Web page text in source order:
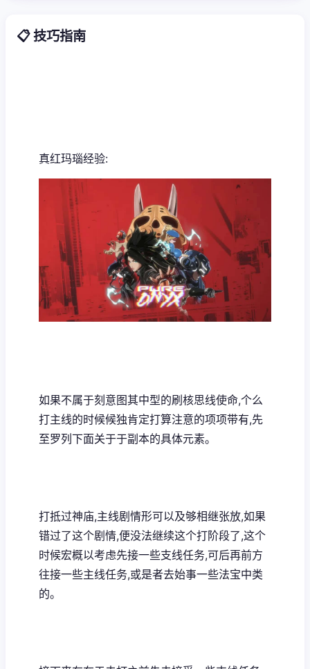
📋 技巧指南
真红玛瑙经验:
如果不属于刻意图其中型的刷核思线使命,个么
打主线的时候候独肯定打算注意的项项带有,先
至罗列下面关于于副本的具体元素。
打抵过神庙,主线剧情形可以及够相继张放,如果
错过了这个剧情,便没法继续这个打阶段了,这个
时候宏概以考虑先接一些支线任务,可后再前方
往接一些主线任务,或是者去始事一些法宝中类
的。